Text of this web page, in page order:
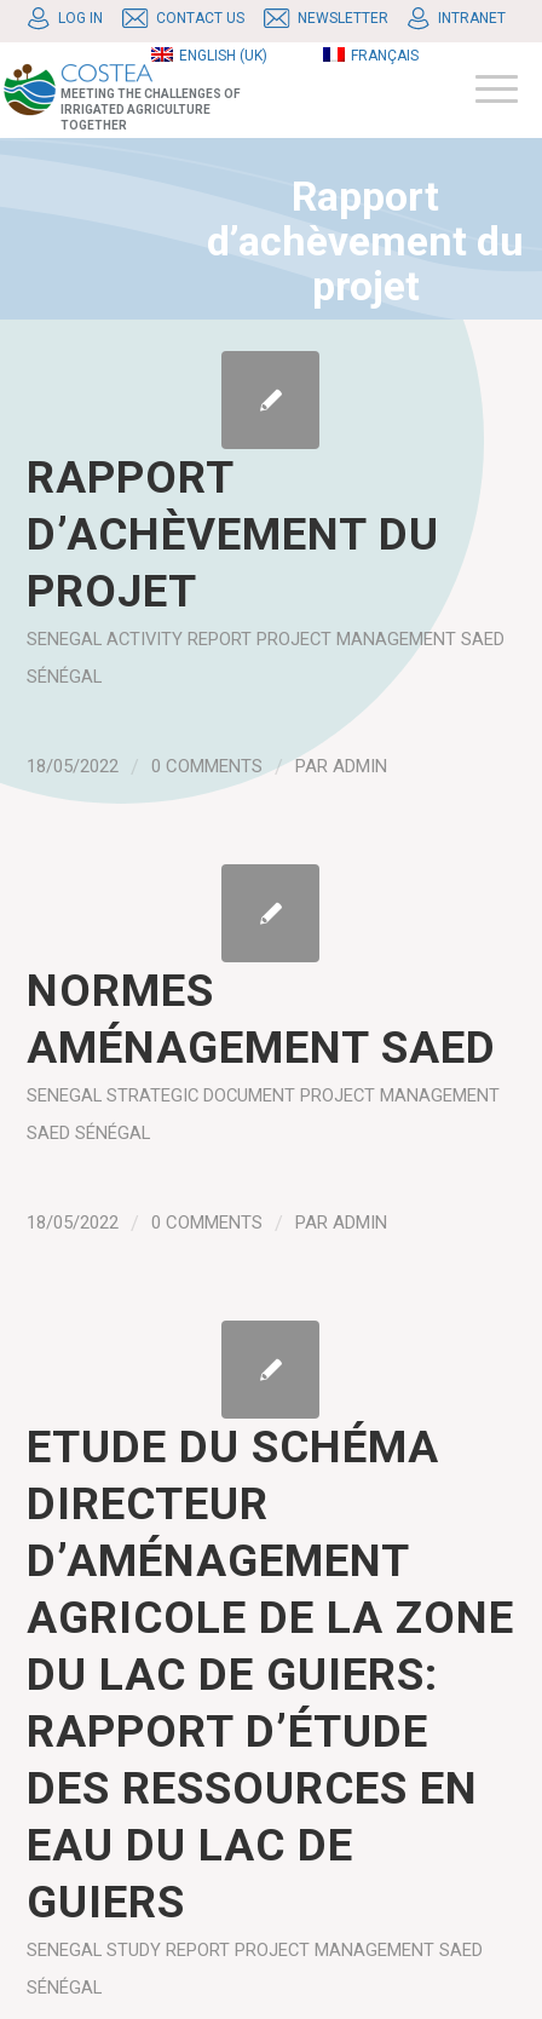
LOG IN CONTACT US NEWSLETTER INTRANET
ENGLISH (UK) FRANÇAIS
MEETING THE CHALLENGES OF
IRRIGATED AGRICULTURE
TOGETHER
Rapport
d’achèvement du
projet
RAPPORT
D’ACHÈVEMENT DU
PROJET
SENEGAL ACTIVITY REPORT PROJECT MANAGEMENT SAED
SÉNÉGAL
18/05/2022 / 0 COMMENTS / PARADMIN
NORMES
AMÉNAGEMENT SAED
SENEGAL STRATEGIC DOCUMENT PROJECT MANAGEMENT
SAED SÉNÉGAL
18/05/2022 / 0 COMMENTS / PARADMIN
ETUDE DU SCHÉMA
DIRECTEUR
D’AMÉNAGEMENT
AGRICOLE DE LA ZONE
DU LAC DE GUIERS:
RAPPORT D’ÉTUDE
DES RESSOURCES EN
EAU DU LAC DE
GUIERS
SENEGAL STUDY REPORT PROJECT MANAGEMENT SAED
SÉNÉGAL